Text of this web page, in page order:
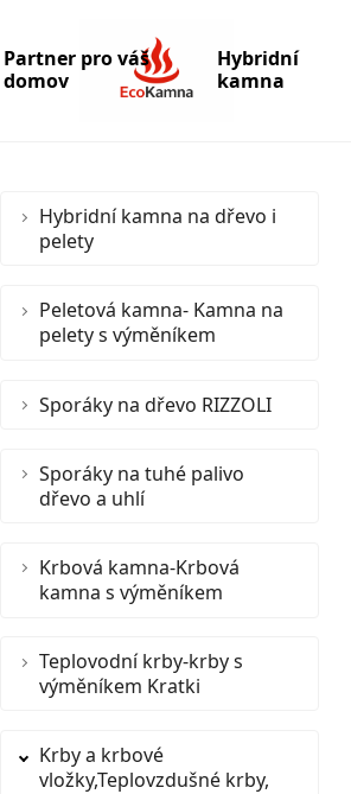
Partner pro váš
domov
Hybridní
kamna
Hybridní kamna na dřevo i
pelety
Peletová kamna- Kamna na
pelety s výměníkem
Sporáky na dřevo RIZZOLI
Sporáky na tuhé palivo
dřevo a uhlí
Krbová kamna-Krbová
kamna s výměníkem
Teplovodní krby-krby s
výměníkem Kratki
Krby a krbové
vložky,Teplovzdušné krby,